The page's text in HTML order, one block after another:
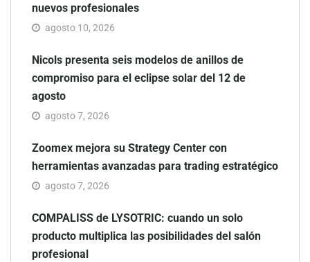
nuevos profesionales
agosto 10, 2026
Nicols presenta seis modelos de anillos de
compromiso para el eclipse solar del 12 de
agosto
agosto 7, 2026
Zoomex mejora su Strategy Center con
herramientas avanzadas para trading estratégico
agosto 7, 2026
COMPALISS de LYSOTRIC: cuando un solo
producto multiplica las posibilidades del salón
profesional